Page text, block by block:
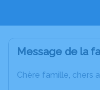
Message de la
Chère famille, chers